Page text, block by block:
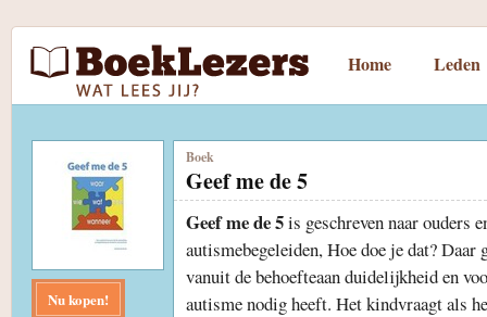
Home Leden
Nu kopen!
Boek
Geef me de 5
Geef me de 5is geschreven naar ouders
autismebegeleiden, Hoe doe je dat? Daar
vanuit de behoefteaan duidelijkheid en
autisme nodig heeft. Het kindvraagt als